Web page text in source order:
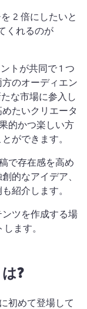
2 倍にしたいと
くれるのが
トが共同で 1 つ
のオーディエン
な市場に参入し
たいクリエータ
的かつ楽しい方
ができます。
で存在感を高め
的なアイデア、
紹介します。
ツを作成する場
ます。
?
初めて登場して